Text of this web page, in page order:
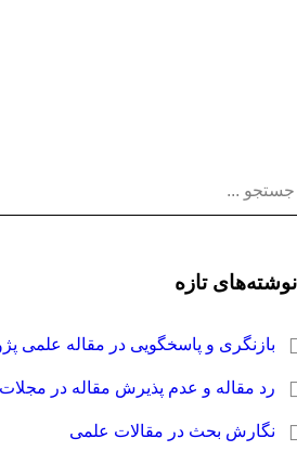
نوشته‌های تازه
بازنگری و پاسخگویی در مقاله علمی
رد مقاله و عدم پذیرش مقاله در
نگارش بحث در مقالات علمی